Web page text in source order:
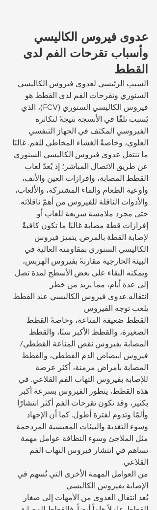
عدوى فيروس الكاليسي
وأسباب تقرحات الفم لدى
القطط
السبب الرئيسي لعدوى فيروس الكاليسي
السنوري وتقرحات الفم لدى القطط هو
فيروس الكاليسي السنوري (FCV)، الذي
يُسبب تلفًا في الأنسجة نتيجةً لتكاثره
الفيروسي المكثف في الجهاز التنفسي
العلوي، وخاصةً الغشاء المخاطي للفم. غالبًا
ما تنتقل عدوى فيروس الكاليسي السنوري
عن طريق الاتصال المباشر؛ إذ يُعدّ لعاب
القطط المصابة، وإفرازات العين والأنف،
وأوعية الطعام والماء المشتركة، والألعاب،
والأدوات الناقلة للفيروس من أهمّ ناقلاته.
حتى مجرد ملامسة سريعة للعاب أو
إفرازات قطة مصابة غالبًا ما تكون كافيةً
لإصابة القطة بالمرض. يتميز فيروس
الكاليسي السنوري بمقاومته العالية في
البيئة الخارجية مقارنةً بفيروس الهربس،
ويمكنه البقاء على بعض الأسطح لمدة تصل
إلى عدة أيام، مما يزيد من خطر
انتقاله.عدوى فيروس الكاليسي عند القطط
يلعب توجه الفيروس
القطط ضعيفة المناعة، وخاصةً القطط
الصغيرة، والقطط الأكبر سنًا، والقطط
المصابة بفيروس نقص المناعة القططي/
فيروس ابيضاض الدم القططي، والقطط
المصابة بأمراض مزمنة، أكثر عرضة
للإصابة بفيروس التهاب الفم القلاعي. في
هذه القطط، يتطور الفيروس بسرعة أكبر
بكثير، وقد تكون تقرحات الفم أكثر انتشارًا
وألمًا وتدوم لفترة أطول. كما أن الإجهاد
وسوء التغذية والبيئات المعيشية المزدحمة
مثل الملاجئ وسوء النظافة عوامل مهمة
تساهم في انتشار فيروس التهاب الفم
القلاعي.
من العوامل المهمة الأخرى التي تُسهم في
الإصابة بفيروس الكاليسي
يُعد انتقال العدوى من الأمهات إلى صغار